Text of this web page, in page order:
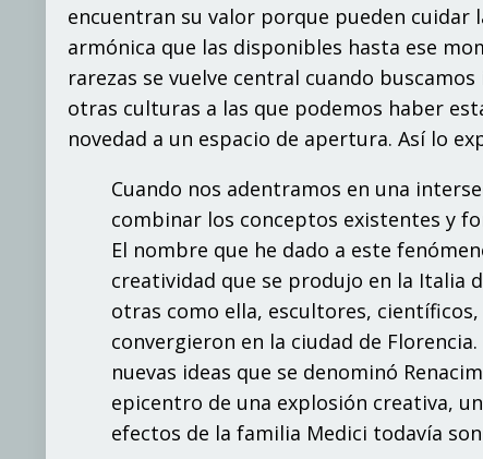
encuentran su valor porque pueden cuidar l
armónica que las disponibles hasta ese
rarezas se vuelve central cuando buscamos
otras culturas a las que podemos haber est
novedad a un espacio de apertura. Así lo
Cuando nos adentramos en una inters
combinar los conceptos existentes y fo
El nombre que he dado a este fenómen
creatividad que se produjo en la Italia d
otras como ella, escultores, científicos,
convergieron en la ciudad de Florencia.
nuevas ideas que se denominó Renacim
epicentro de una explosión creativa, un
efectos de la familia Medici todavía son